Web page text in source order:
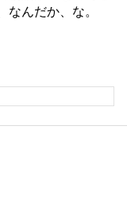
なんだか、な。